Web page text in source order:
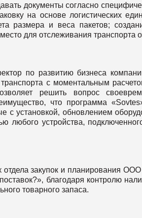
документы согласно
на основе логистических
размера и веса пакетов;
для отслеживания транспорта
по развитию бизнеса
с моментальным
решить вопрос
что программа
с установкой, обновлением
любого устройства,
отдела закупок и планирования
благодаря контролю
товарного запаса.